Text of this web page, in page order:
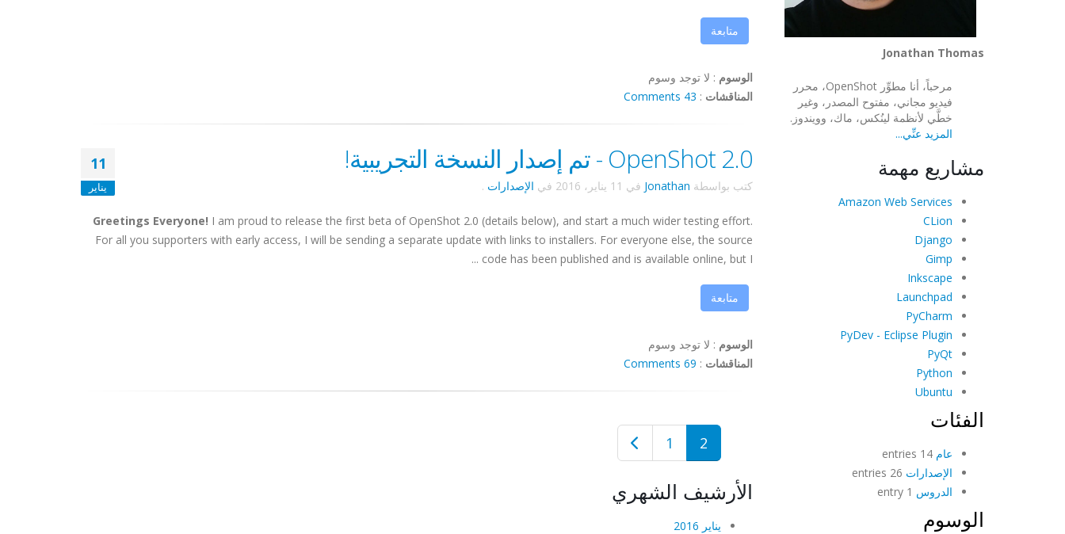
متابعة
الوسوم : لا توجد وسوم
المناقشات :
43 Comments
11
يناير
OpenShot 2.0 - تم إصدار النسخة التجريبية!
كتب بواسطة Jonathan في 11 يناير، 2016 في الإصدارات .
Greetings Everyone! I am proud to release the first beta of OpenShot 2.0 (details below), and start a much wider testing effort.
For all you supporters with early access, I will be sending a separate update with links to installers. For everyone else, the source
code has been published and is available online, but I ...
متابعة
الوسوم : لا توجد وسوم
المناقشات :
69 Comments
1 2
الأرشيف الشهري
يناير 2016
Jonathan Thomas
مرحباً، أنا مطوِّر OpenShot، محرر
فيديو مجاني، مفتوح المصدر، وغير
خطَّي لأنظمة لينُكس، ماك، وويندوز.
المزيد عنِّي...
مشاريع مهمة
Amazon Web Services
CLion
Django
Gimp
Inkscape
Launchpad
PyCharm
PyDev - Eclipse Plugin
PyQt
Python
Ubuntu
الفئات
عام
الإصدارات
الدروس
الوسوم